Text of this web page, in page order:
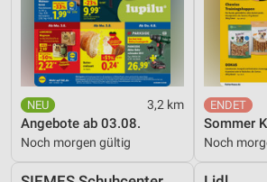
3,2 km
Angebote ab 03.08.
Noch morgen gültig
Sommer
Noch